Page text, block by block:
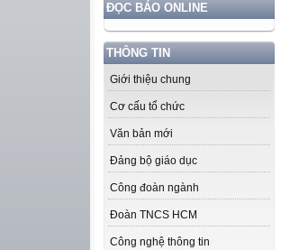
ĐỌC BÁO ONLINE
THÔNG TIN
Giới thiệu chung
Cơ cấu tổ chức
Văn bản mới
Đảng bộ giáo dục
Công đoàn ngành
Đoàn TNCS HCM
Công nghệ thông tin